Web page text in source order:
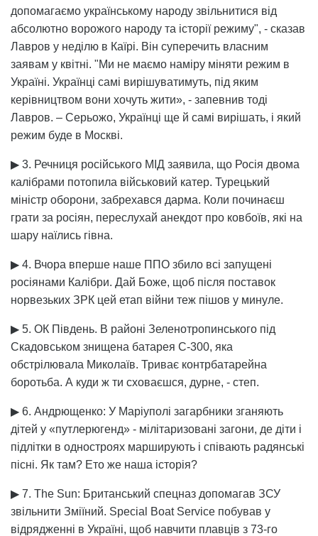
допомагаємо українському народу звільнитися від
абсолютно ворожого народу та історії режиму", - сказав
Лавров у неділю в Каїрі. Він суперечить власним
заявам у квітні. "Ми не маємо наміру міняти режим в
Україні. Українці самі вирішуватимуть, під яким
керівництвом вони хочуть жити», - запевнив тоді
Лавров. – Серьожо, Українці ще й самі вирішать, і який
режим буде в Москві.
▶ 3. Речниця російського МІД заявила, що Росія двома
калібрами потопила військовий катер. Турецький
міністр оборони, забрехався дарма. Коли починаєш
грати за росіян, переслухай анекдот про ковбоїв, які на
шару наїлись гівна.
▶ 4. Вчора вперше наше ППО збило всі запущені
росіянами Калібри. Дай Боже, щоб після поставок
норвезьких ЗРК цей етап війни теж пішов у минуле.
▶ 5. ОК Південь. В районі Зеленотропинського під
Скадовськом знищена батарея С-300, яка
обстрілювала Миколаїв. Триває контрбатарейна
боротьба. А куди ж ти сховаєшся, дурне, - степ.
▶ 6. Андрющенко: У Маріуполі загарбники зганяють
дітей у «путлерюгенд» - мілітаризовані загони, де діти і
підлітки в одностроях марширують і співають радянські
пісні. Як там? Ето же наша історія?
▶ 7. The Sun: Британський спецназ допомагав ЗСУ
звільнити Зміїний. Special Boat Service побував у
відрядженні в Україні, щоб навчити плавців з 73-го